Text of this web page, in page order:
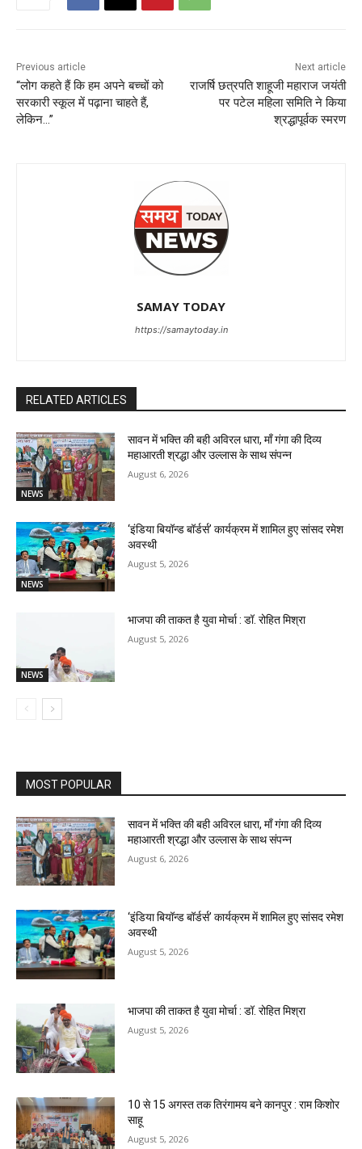
Previous article
“लोग कहते हैं कि हम अपने बच्चों को
सरकारी स्कूल में पढ़ाना चाहते हैं,
लेकिन…”
Next article
राजर्षि छत्रपति शाहूजी महाराज जयंती
पर पटेल महिला समिति ने किया
श्रद्धापूर्वक स्मरण
SAMAY TODAY
https://samaytoday.in
RELATED ARTICLES
NEWS
सावन में भक्ति की बही अविरल धारा, माँ गंगा की दिव्य
महाआरती श्रद्धा और उल्लास के साथ संपन्न
August 6, 2026
NEWS
‘इंडिया बियॉन्ड बॉर्डर्स’ कार्यक्रम में शामिल हुए सांसद रमेश
अवस्थी
August 5, 2026
NEWS
भाजपा की ताकत है युवा मोर्चा : डॉ. रोहित मिश्रा
August 5, 2026
MOST POPULAR
सावन में भक्ति की बही अविरल धारा, माँ गंगा की दिव्य
महाआरती श्रद्धा और उल्लास के साथ संपन्न
August 6, 2026
‘इंडिया बियॉन्ड बॉर्डर्स’ कार्यक्रम में शामिल हुए सांसद रमेश
अवस्थी
August 5, 2026
भाजपा की ताकत है युवा मोर्चा : डॉ. रोहित मिश्रा
August 5, 2026
10 से 15 अगस्त तक तिरंगामय बने कानपुर : राम किशोर
साहू
August 5, 2026